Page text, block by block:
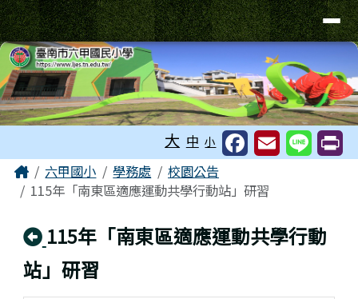
跳至主內容區
台南市六甲區六甲國民小學
導覽列
大 中 小
主內容區域
Home六甲國小 學務處
校園公告
115年「南東區適應運動共學行動站」研習
回上頁
115年「南東區適應運動共學行動
站」研習
頁尾區域